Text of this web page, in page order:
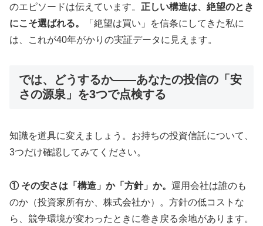
のエピソードは伝えています。 正しい構造は、絶望のとき
にこそ選ばれる。
「絶望は買い」を信条にしてきた私に
は、これが40年がかりの実証データに見えます。
では、どうするか——あなたの投信の「安
さの源泉」を3つで点検する
知識を道具に変えましょう。お持ちの投資信託について、
3つだけ確認してみてください。
① その安さは「構造」か「方針」か。 運用会社は誰のも
のか（投資家所有か、株式会社か）。方針の低コストな
ら、競争環境が変わったときに巻き戻る余地があります。